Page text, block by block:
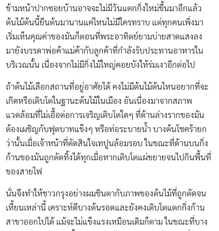
ข้ามหน้าปากซอยบ้านอาจจะไม่มีวันแตกกิ่งใหม่ขึ้นมาอีกแล้ว
ต้นไม้ต้นนี้ยืนต้นมานานแค่ไหนไม่มีใครทราบ แต่ทุกคนเพิ่งมา
เริ่มเห็นคุณค่าของมันก็ตอนที่พระอาทิตย์ยามบ่ายสาดแสงลง
มายังบรรดาพ่อค้าแม่ค้ากับลูกค้าที่กำลังรับประทานอาหารใน
บริเวณนั้น เนื่องจากไม่มีกิ่งไม้ใหญ่คอยบังให้ร่มเงาอีกต่อไป
ถ้าต้นไม้เลือกสถานที่อยู่อาศัยได้ คงไม่มีต้นไม้ต้นไหนอยากที่จะ
เกิดหรือเติบโตในฐานะต้นไม้ในเมือง อันเนื่องมาจากสภาพ
แวดล้อมที่ไม่เอื้อต่อการเจริญเติบโตใดๆ ที่ด้านล่างรากของมัน
ต้องเผชิญกับฟุตบาทแข็งๆ หรือท่อระบายน้ำ บางต้นโชคร้ายก
ว่านั้นเมื่อเจ้าหน้าที่ตัดสินใจเทปูนล้อมรอบ ในขณะที่ด้านบนกิ่ง
ก้านของมันถูกตัดทิ้งได้ทุกเมื่อหากเติบโตแผ่ขยายจนไปกินพื้นที่
ของสายไฟ
นั่นจึงทำให้ชาวกรุงอย่างผมชินตากับภาพของต้นไม้ที่ถูกตัดจน
เหี้ยนเหล่านี้ เคราะห์ดีบางต้นรอดและยังคงเติบโตแตกกิ่งก้าน
สาขาออกไปได้ แม้จะไม่แข็งแรงเหมือนเดิมก็ตาม ในขณะที่บาง